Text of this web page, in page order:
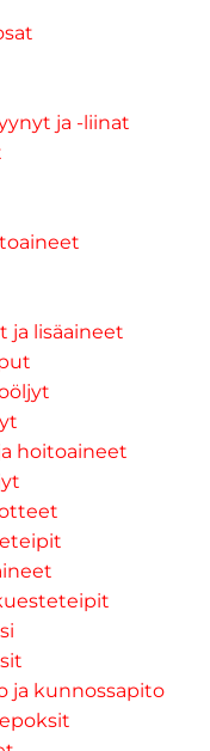
ja -liinat
ja lisäaineet
hoitoaineet
ja kunnossapito